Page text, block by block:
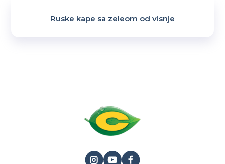
Ruske kape sa zeleom od visnje